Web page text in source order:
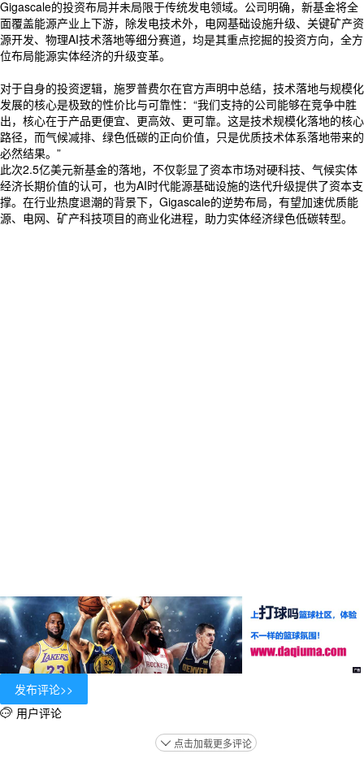
Gigascale的投资布局并未局限于传统发电领域。公司明确，新基金将全
面覆盖能源产业上下游，除发电技术外，电网基础设施升级、关键矿产资
源开发、物理AI技术落地等细分赛道，均是其重点挖掘的投资方向，全方
位布局能源实体经济的升级变革。
对于自身的投资逻辑，施罗普费尔在官方声明中总结，技术落地与规模化
发展的核心是极致的性价比与可靠性：“我们支持的公司能够在竞争中胜
出，核心在于产品更便宜、更高效、更可靠。这是技术规模化落地的核心
路径，而气候减排、绿色低碳的正向价值，只是优质技术体系落地带来的
必然结果。”
此次2.5亿美元新基金的落地，不仅彰显了资本市场对硬科技、气候实体
经济长期价值的认可，也为AI时代能源基础设施的迭代升级提供了资本支
撑。在行业热度退潮的背景下，Gigascale的逆势布局，有望加速优质能
源、电网、矿产科技项目的商业化进程，助力实体经济绿色低碳转型。
 用户评论
 点击加载更多评论